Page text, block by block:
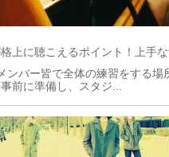
上に聴こえるポイント！上手
ンバー皆で全体の練習をする場
前に準備し、スタジ...